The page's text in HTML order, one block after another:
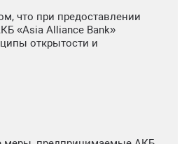
что при предоставлении
«Asia Alliance Bank»
открытости и